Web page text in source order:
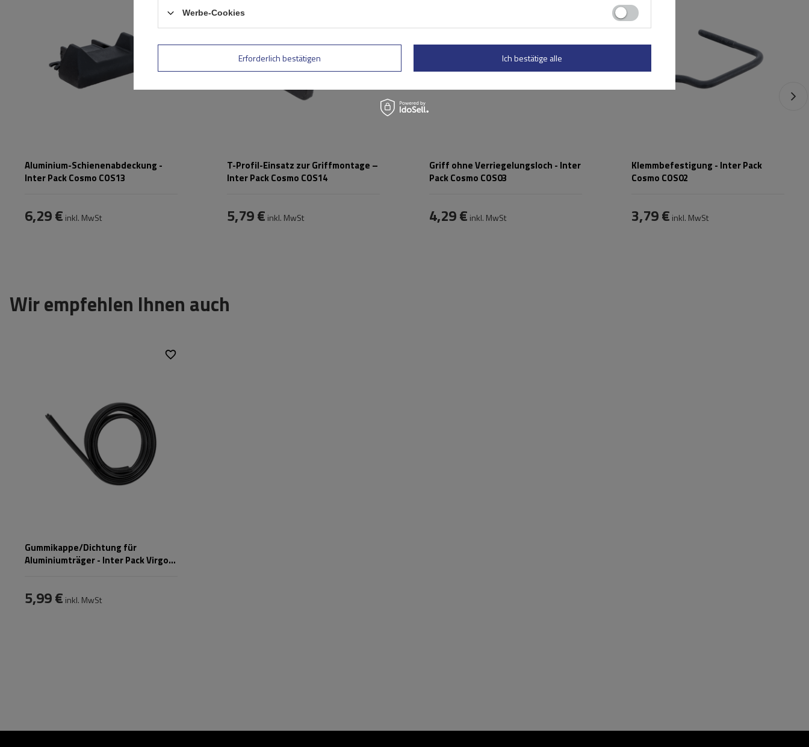
Aluminium-Schienenabdeckung -
Inter Pack Cosmo COS13
6,29 € inkl. MwSt
T-Profil-Einsatz zur Griffmontage –
Inter Pack Cosmo COS14
5,79 € inkl. MwSt
Griff ohne Verriegelungsloch - Inter
Pack Cosmo COS03
4,29 € inkl. MwSt
Klemmbefestigung - Inter Pack
Cosmo COS02
3,79 € inkl. MwSt
Wir empfehlen Ihnen auch
Gummikappe/Dichtung für
Aluminiumträger - Inter Pack Virgo
5,99 € inkl. MwSt
Werbe-Cookies
Erforderlich bestätigen Ich bestätige alle